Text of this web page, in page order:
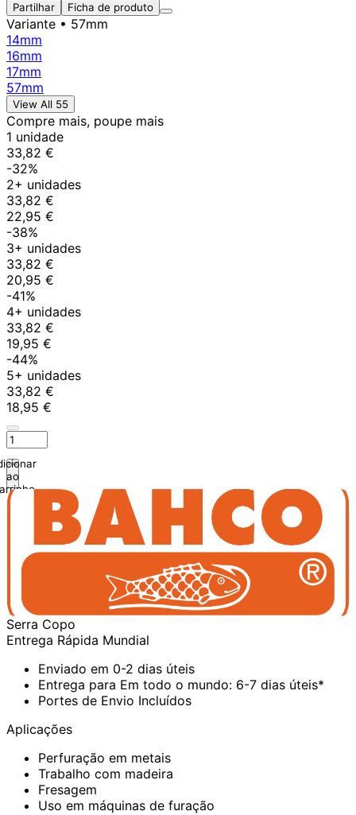
Partilhar
Ficha de produto
Variante • 57mm
14mm
16mm
17mm
57mm
View All 55
Compre mais, poupe mais
1 unidade
33,82 €
-32%
2+ unidades
33,82 €
22,95 €
-38%
3+ unidades
33,82 €
20,95 €
-41%
4+ unidades
33,82 €
19,95 €
-44%
5+ unidades
33,82 €
18,95 €
ao
Serra Copo
Entrega Rápida Mundial
Enviado em 0-2 dias úteis
Entrega para Em todo o mundo: 6-7 dias úteis*
Portes de Envio Incluídos
Aplicações
Perfuração em metais
Trabalho com madeira
Fresagem
Uso em máquinas de furação